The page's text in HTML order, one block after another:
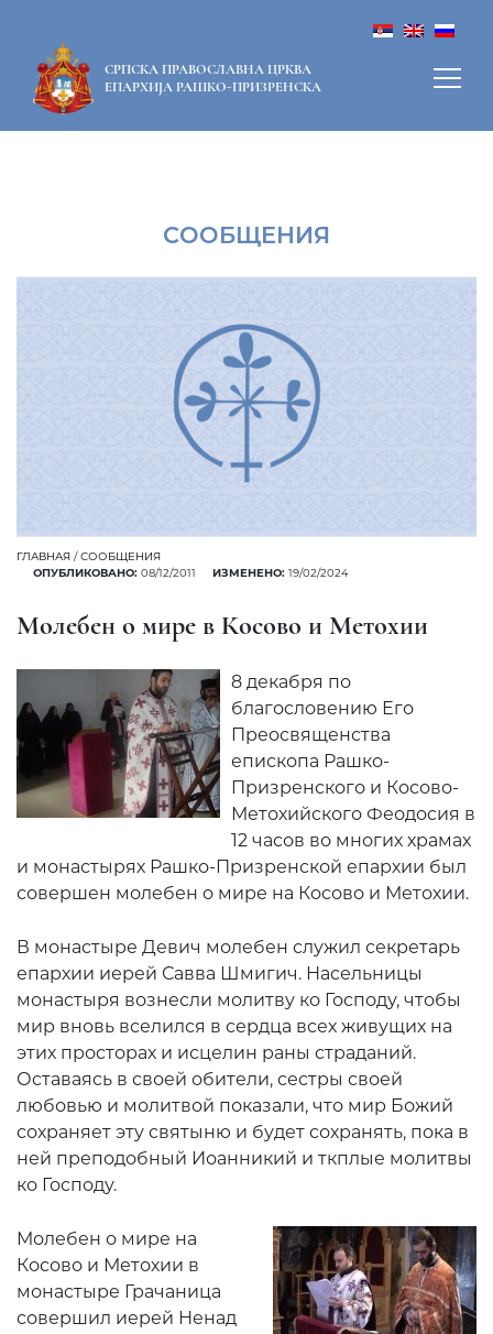
СРПСКА ПРАВОСЛАВНА ЦРКВА
ЕПАРХИЈА РАШКО-ПРИЗРЕНСКА
СООБЩЕНИЯ
ГЛАВНАЯ /СООБЩЕНИЯ
ОПУБЛИКОВАНО: 08/12/2011 ИЗМЕНЕНО: 19/02/2024
Молебен о мире в Косово и Метохии
8 декабря по
благословению Его
Преосвященства
епископа Рашко-
Призренского и Косово-
Метохийского Феодосия в
12 часов во многих храмах
и монастырях Рашко-Призренской епархии был
совершен молебен о мире на Косово и Метохии.
В монастыре Девич молебен служил секретарь
епархии иерей Савва Шмигич. Насельницы
монастыря вознесли молитву ко Господу, чтобы
мир вновь вселился в сердца всех живущих на
этих просторах и исцелин раны страданий.
Оставаясь в своей обители, сестры своей
любовью и молитвой показали, что мир Божий
сохраняет эту святыню и будет сохранять, пока в
ней преподобный Иоанникий и ткплые молитвы
ко Господу.
Молебен о мире на
Косово и Метохии в
монастыре Грачаница
совершил иерей Ненад